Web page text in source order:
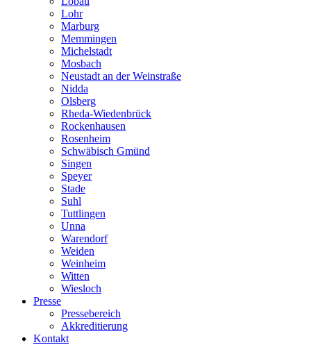
Lohr
Marburg
Memmingen
Michelstadt
Mosbach
Neustadt an der Weinstraße
Nidda
Olsberg
Rheda-Wiedenbrück
Rockenhausen
Rosenheim
Schwäbisch Gmünd
Singen
Speyer
Stade
Suhl
Tuttlingen
Unna
Warendorf
Weiden
Weinheim
Witten
Wiesloch
Presse
Pressebereich
Akkreditierung
Kontakt